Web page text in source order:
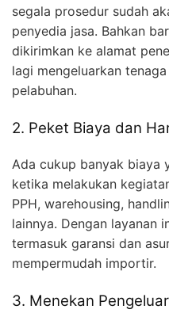
segala prosedur sudah
penyedia jasa. Bahkan
dikirimkan ke alamat
lagi mengeluarkan
pelabuhan.
2. Peket Biaya dan
Ada cukup banyak biaya
ketika melakukan
PPH, warehousing,
lainnya. Dengan layanan
termasuk garansi dan
mempermudah importir.
3. Menekan